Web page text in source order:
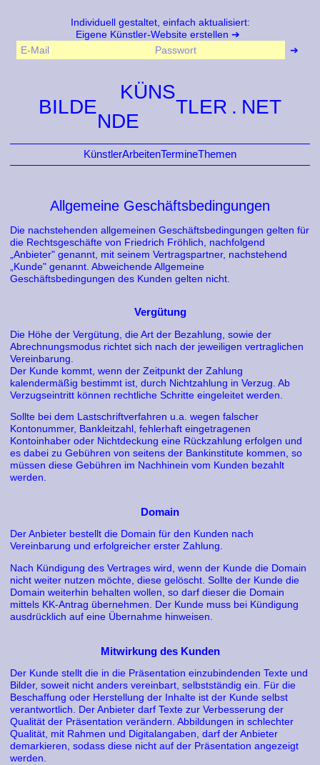
Individuell gestaltet, einfach aktualisiert:
Eigene Künstler-Website erstellen
BILDE
NDE
KÜNS
TLER
KünstlerArbeitenTermineThemen
Allgemeine Geschäftsbedingungen
Die nachstehenden allgemeinen Geschäftsbedingungen gelten für
die Rechtsgeschäfte von Friedrich Fröhlich, nachfolgend
„Anbieter" genannt, mit seinem Vertragspartner, nachstehend
„Kunde" genannt. Abweichende Allgemeine
Geschäftsbedingungen des Kunden gelten nicht.
Vergütung
Die Höhe der Vergütung, die Art der Bezahlung, sowie der
Abrechnungsmodus richtet sich nach der jeweiligen vertraglichen
Vereinbarung.
Der Kunde kommt, wenn der Zeitpunkt der Zahlung
kalendermäßig bestimmt ist, durch Nichtzahlung in Verzug. Ab
Verzugseintritt können rechtliche Schritte eingeleitet werden.
Sollte bei dem Lastschriftverfahren u.a. wegen falscher
Kontonummer, Bankleitzahl, fehlerhaft eingetragenen
Kontoinhaber oder Nichtdeckung eine Rückzahlung erfolgen und
es dabei zu Gebühren von seitens der Bankinstitute kommen, so
müssen diese Gebühren im Nachhinein vom Kunden bezahlt
werden.
Domain
Der Anbieter bestellt die Domain für den Kunden nach
Vereinbarung und erfolgreicher erster Zahlung.
Nach Kündigung des Vertrages wird, wenn der Kunde die Domain
nicht weiter nutzen möchte, diese gelöscht. Sollte der Kunde die
Domain weiterhin behalten wollen, so darf dieser die Domain
mittels KK-Antrag übernehmen. Der Kunde muss bei Kündigung
ausdrücklich auf eine Übernahme hinweisen.
Mitwirkung des Kunden
Der Kunde stellt die in die Präsentation einzubindenden Texte und
Bilder, soweit nicht anders vereinbart, selbstständig ein. Für die
Beschaffung oder Herstellung der Inhalte ist der Kunde selbst
verantwortlich. Der Anbieter darf Texte zur Verbesserung der
Qualität der Präsentation verändern. Abbildungen in schlechter
Qualität, mit Rahmen und Digitalangaben, darf der Anbieter
demarkieren, sodass diese nicht auf der Präsentation angezeigt
werden.